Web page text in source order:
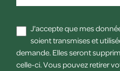
J'accepte que mes
soient transmises et
demande. Elles seront
celle-ci. Vous pouvez retirer